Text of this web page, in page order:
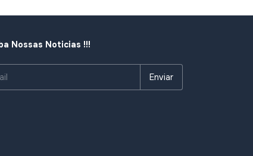
Nossas Noticias !!!